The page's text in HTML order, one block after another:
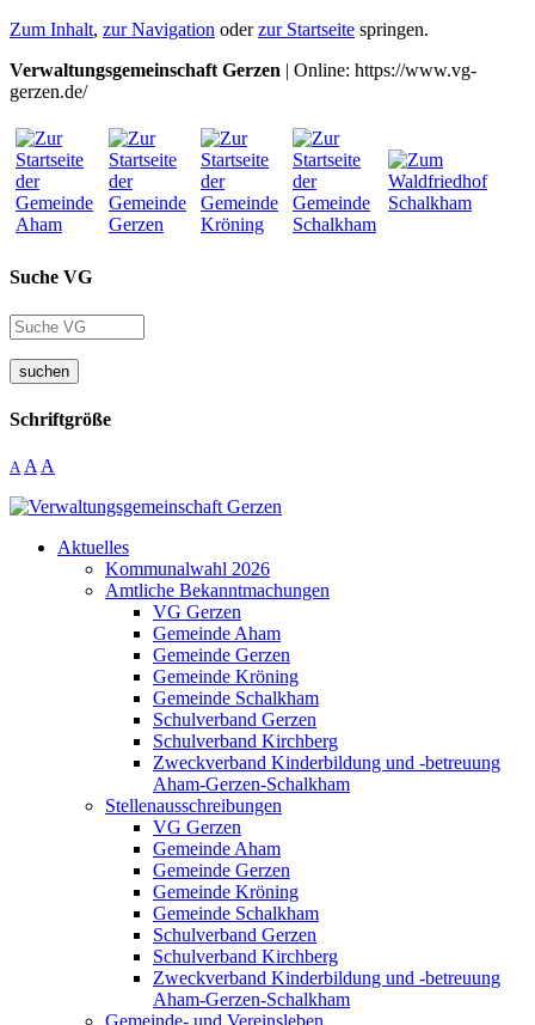
Zum Inhalt, zur Navigation oderzur Startseite springen.
Verwaltungsgemeinschaft Gerzen | Online: https://www.vg-
gerzen.de/
Suche VG
suchen
Schriftgröße
A A A
Aktuelles
Kommunalwahl 2026
Amtliche Bekanntmachungen
VG Gerzen
Gemeinde Aham
Gemeinde Gerzen
Gemeinde Kröning
Gemeinde Schalkham
Schulverband Gerzen
Schulverband Kirchberg
Zweckverband Kinderbildung und -betreuung
Aham-Gerzen-Schalkham
Stellenausschreibungen
VG Gerzen
Gemeinde Aham
Gemeinde Gerzen
Gemeinde Kröning
Gemeinde Schalkham
Schulverband Gerzen
Schulverband Kirchberg
Zweckverband Kinderbildung und -betreuung
Aham-Gerzen-Schalkham
Gemeinde- und Vereinsleben